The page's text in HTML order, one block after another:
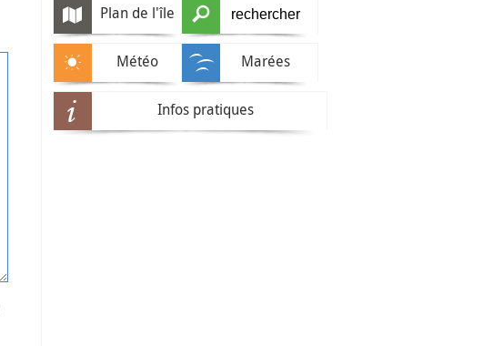
Plan de l'île
Météo Marées
Infos pratiques